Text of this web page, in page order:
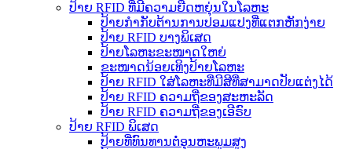
ປ້າຍ RFID ທີ່ມີຄວາມຍືດຫຍຸ່ນໃນໂລຫະ
ປ້າຍກຳກັບຕ້ານການປອມແປງທີ່ແຕກຫັກງ່າຍ
ປ້າຍ RFID ບາງພິເສດ
ປ້າຍໂລຫະຂະໜາດໃຫຍ່
ຂະໜາດນ້ອຍເທິງປ້າຍໂລຫະ
ປ້າຍ RFID ໃສ່ໂລຫະທີ່ມີສີທີ່ສາມາດປັບແຕ່ງໄດ້
ປ້າຍ RFID ຄວາມຖີ່ຂອງສະຫະລັດ
ປ້າຍ RFID ຄວາມຖີ່ຂອງເອີຣົບ
ປ້າຍ RFID ພິເສດ
ປ້າຍທີ່ທົນທານຕໍ່ອຸນຫະພູມສູງ